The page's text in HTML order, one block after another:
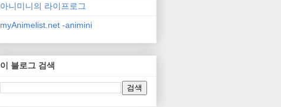
아니미니의 라이프로그
myAnimelist.net -animini
이 블로그 검색